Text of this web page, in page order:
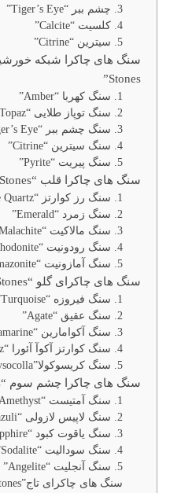
3. چشم ببر “Tiger’s Eye”
4. کلسیت “Calcite”
5. سیترین “Citrine”
Stones”
1. سنگ کهربا “Amber”
2. سنگ توپاز طلایی “Golden Topaz”
3. سنگ چشم ببر “Tiger’s Eye”
4. سنگ سیترین “Citrine”
5. سنگ پیریت “Pyrite”
سنگ های چاکرا قلب “Heart Chakra Stones”
1. سنگ رز کوارتز “Rose Quartz”
2. سنگ زمرد “Emerald”
3. سنگ مالاکیت “Malachite”
4. سنگ رودونیت “Rhodonite”
5. سنگ آمازونیت “Amazonite”
سنگ های چاکرای گلو “Throat Chakra Stones”
1. سنگ فیروزه “Turquoise”
2. سنگ عقیق “Agate”
3. سنگ آکوامارین “Aquamarine”
4. سنگ کوارتز آکوآ آئورا “Aqua Aura Quartz”
5. سنگ کریسوکولا”Chrysocolla”
سنگ های چاکرا چشم سوم “Third Eye Chakra Stones”
1. سنگ آمتیست “Amethyst”
2. سنگ لاپیس لازولی “Lapis Lazuli”
3. سنگ یاقوت کبود “Sapphire”
4. سنگ سودالیت “Sodalite”
5. سنگ آنجلیت “Angelite”
سنگ های چاکرای تاج”Crown Chakra Stones”